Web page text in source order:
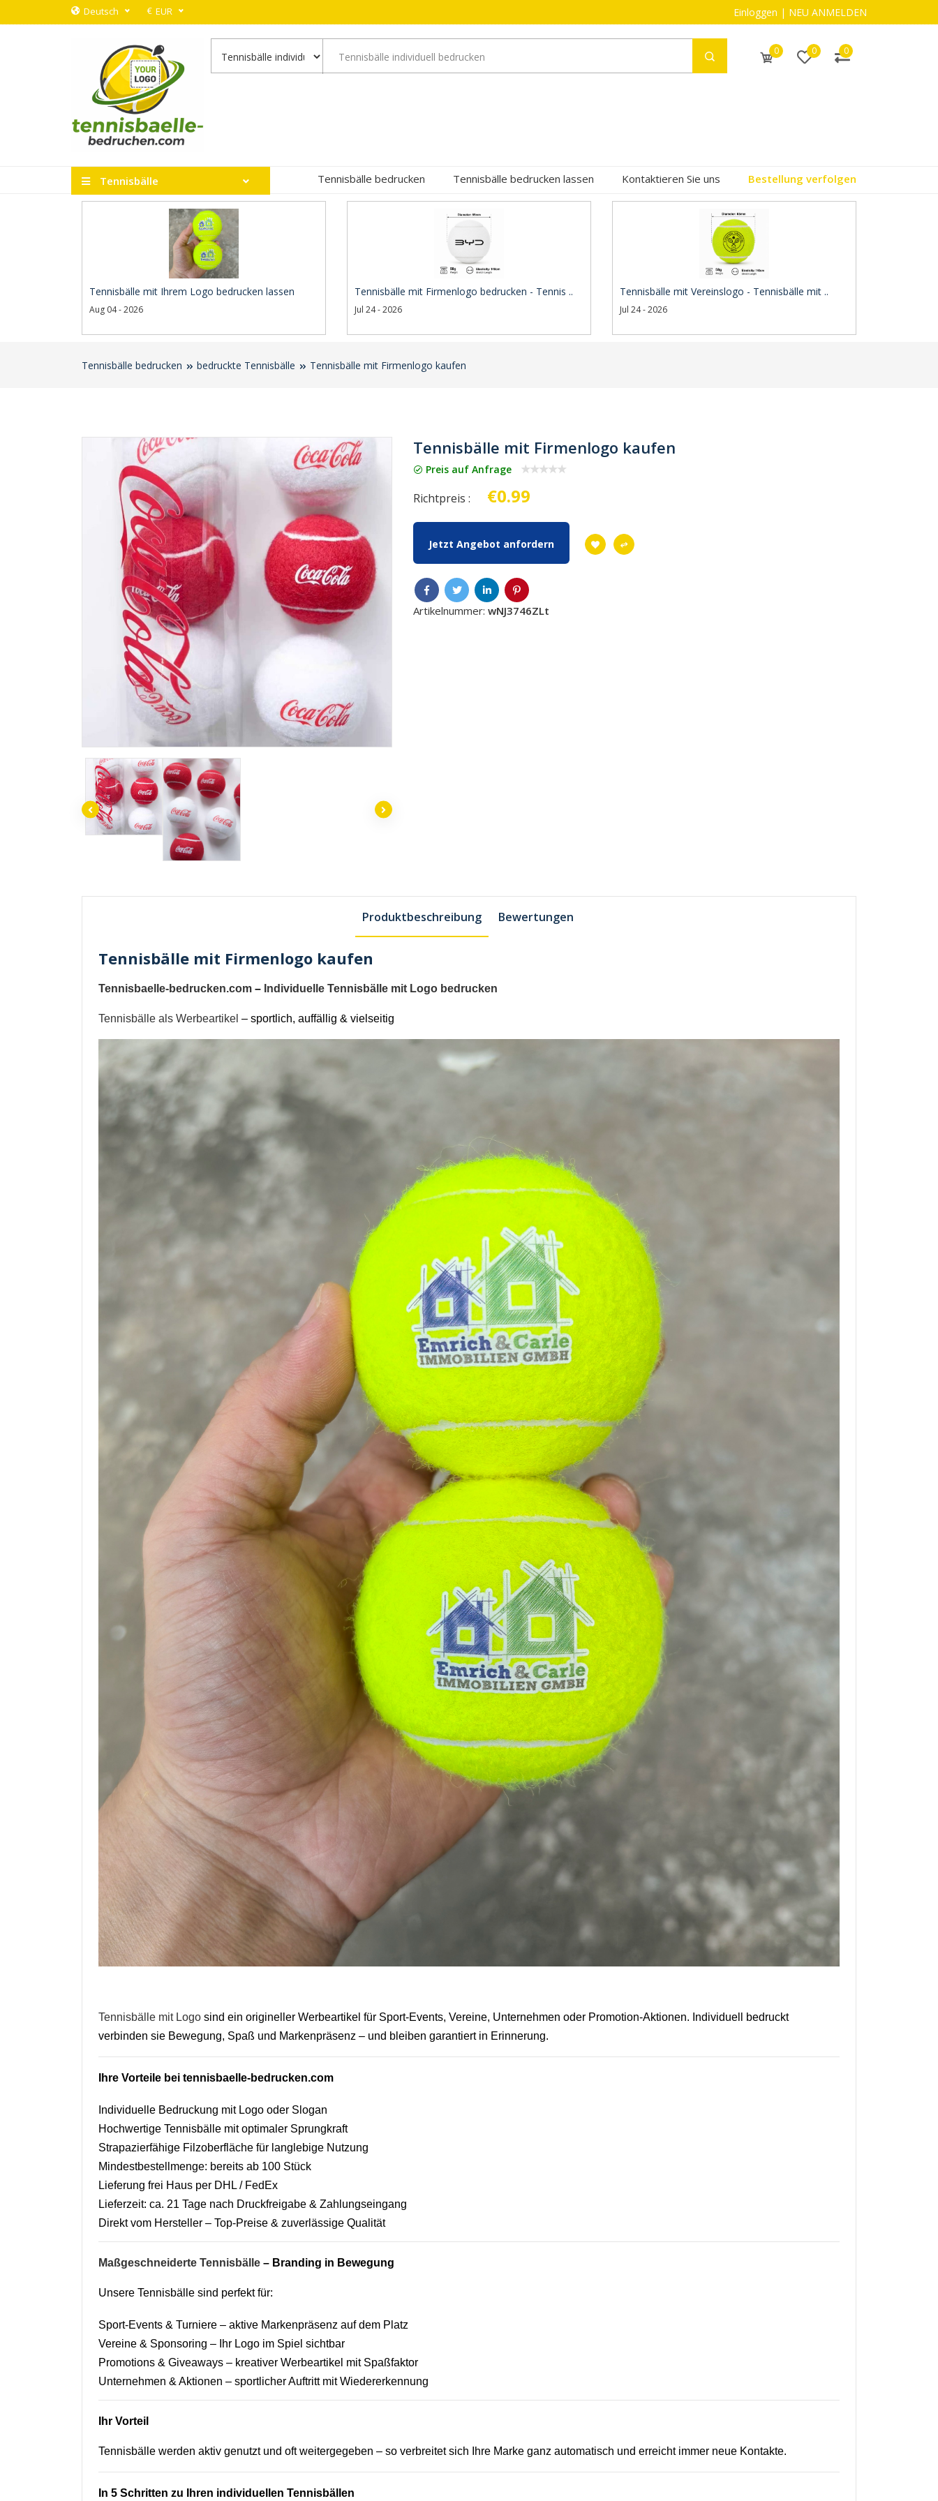
Deutsch € EUR Einloggen | NEU ANMELDEN
0 0 0
Tennisbälle Tennisbälle bedrucken Tennisbälle bedrucken lassen Kontaktieren Sie uns Bestellung verfolgen
Tennisbälle mit Ihrem Logo bedrucken lassen
Aug 04 - 2026
Tennisbälle mit Firmenlogo bedrucken - Tennis ..
Jul 24 - 2026
Tennisbälle mit Vereinslogo - Tennisbälle mit ..
Jul 24 - 2026
Tennisbälle bedrucken bedruckte Tennisbälle Tennisbälle mit Firmenlogo kaufen
Tennisbälle mit Firmenlogo kaufen
Preis auf Anfrage
Richtpreis : €0.99
Jetzt Angebot anfordern
Artikelnummer: wNJ3746ZLt
Produktbeschreibung Bewertungen
Tennisbälle mit Firmenlogo kaufen
Tennisbaelle-bedrucken.com – Individuelle Tennisbälle mit Logo bedrucken
Tennisbälle als Werbeartikel – sportlich, auffällig & vielseitig
Tennisbälle mit Logo sind ein origineller Werbeartikel für Sport-Events, Vereine, Unternehmen oder Promotion-Aktionen. Individuell bedruckt
verbinden sie Bewegung, Spaß und Markenpräsenz – und bleiben garantiert in Erinnerung.
Ihre Vorteile bei tennisbaelle-bedrucken.com
Individuelle Bedruckung mit Logo oder Slogan
Hochwertige Tennisbälle mit optimaler Sprungkraft
Strapazierfähige Filzoberfläche für langlebige Nutzung
Mindestbestellmenge: bereits ab 100 Stück
Lieferung frei Haus per DHL / FedEx
Lieferzeit: ca. 21 Tage nach Druckfreigabe & Zahlungseingang
Direkt vom Hersteller – Top-Preise & zuverlässige Qualität
Maßgeschneiderte Tennisbälle – Branding in Bewegung
Unsere Tennisbälle sind perfekt für:
Sport-Events & Turniere – aktive Markenpräsenz auf dem Platz
Vereine & Sponsoring – Ihr Logo im Spiel sichtbar
Promotions & Giveaways – kreativer Werbeartikel mit Spaßfaktor
Unternehmen & Aktionen – sportlicher Auftritt mit Wiedererkennung
Ihr Vorteil
Tennisbälle werden aktiv genutzt und oft weitergegeben – so verbreitet sich Ihre Marke ganz automatisch und erreicht immer neue Kontakte.
In 5 Schritten zu Ihren individuellen Tennisbällen